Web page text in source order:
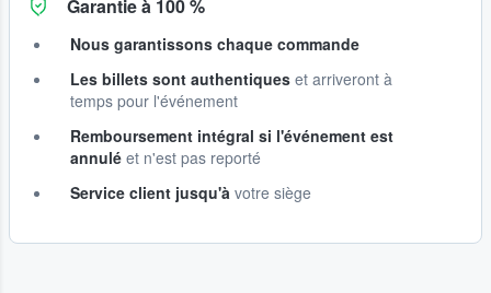
Garantie à 100 %
Nous garantissons chaque commande
Les billets sont authentiques et arriveront à
temps pour l'événement
Remboursement intégral si l'événement est
annulé et n'est pas reporté
Service client jusqu'à votre siège